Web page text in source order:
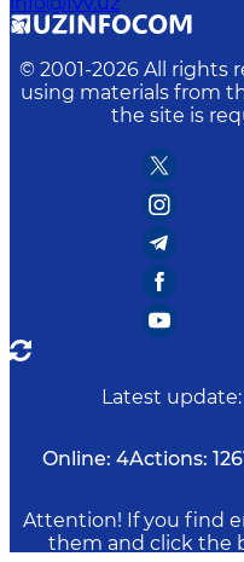
© 2001-2026 All rights
using materials from
the site is
Latest update:
Online: 4Actions: 126
Attention! If you find
them and click the